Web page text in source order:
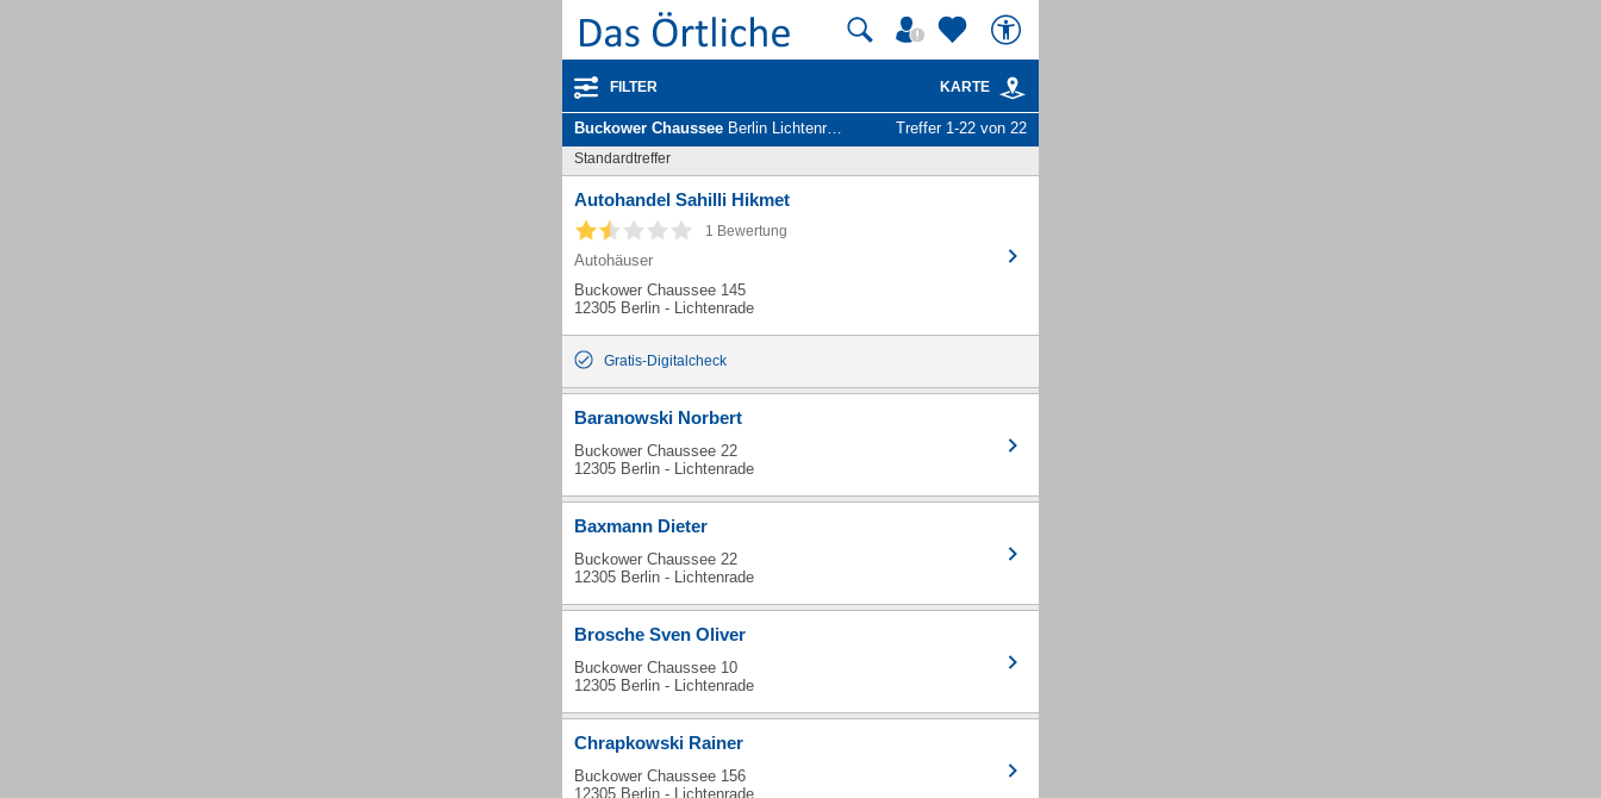
FILTER KARTE
Buckower Chaussee Berlin Lichtenrade - Unternehmen und Personen Treffer 1-22 von 22
Standardtreffer
Autohandel Sahilli Hikmet
1 Bewertung
Autohäuser
Buckower Chaussee 145
12305 Berlin - Lichtenrade
Gratis-Digitalcheck
Baranowski Norbert
Buckower Chaussee 22
12305 Berlin - Lichtenrade
Baxmann Dieter
Buckower Chaussee 22
12305 Berlin - Lichtenrade
Brosche Sven Oliver
Buckower Chaussee 10
12305 Berlin - Lichtenrade
Chrapkowski Rainer
Buckower Chaussee 156
12305 Berlin - Lichtenrade